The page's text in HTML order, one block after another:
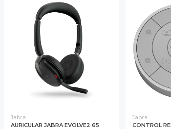
Jabra
AURICULAR JABRA EVOLVE2 65
Jabra
CONTROL